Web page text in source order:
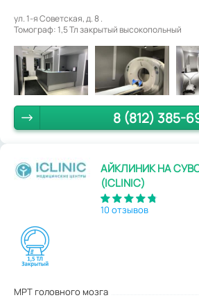
ул. 1-я Советская, д. 8 .
Томограф: 1,5 Тл закрытый высокопольный
8 (812) 385-
АЙКЛИНИК НА
(ICLINIC)
10 отзывов
МРТ головного мозга